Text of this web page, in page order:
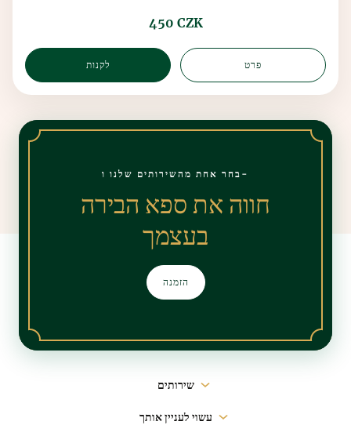
450 CZK
לקנות פרט
בחר אחת מהשירותים שלנו ו-
חווה את ספא הבירה
בעצמך
הזמנה
שירותים
עשוי לעניין אותך